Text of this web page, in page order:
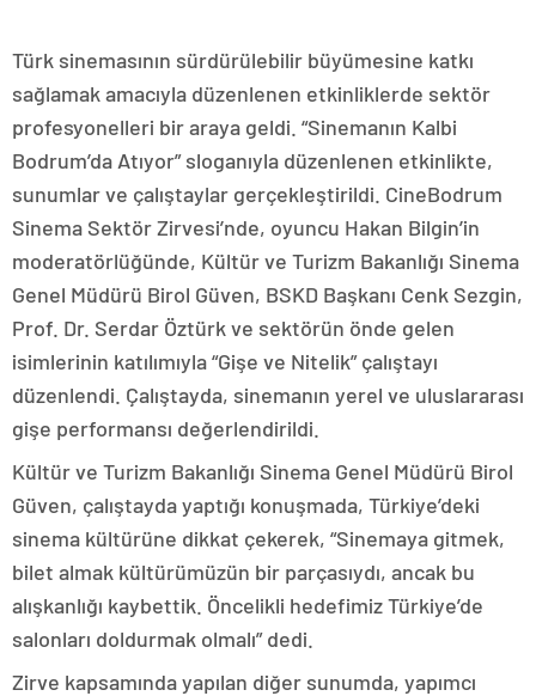
Türk sinemasının sürdürülebilir büyümesine katkı
sağlamak amacıyla düzenlenen etkinliklerde sektör
profesyonelleri bir araya geldi. “Sinemanın Kalbi
Bodrum’da Atıyor” sloganıyla düzenlenen etkinlikte,
sunumlar ve çalıştaylar gerçekleştirildi. CineBodrum
Sinema Sektör Zirvesi’nde, oyuncu Hakan Bilgin’in
moderatörlüğünde, Kültür ve Turizm Bakanlığı Sinema
Genel Müdürü Birol Güven, BSKD Başkanı Cenk Sezgin,
Prof. Dr. Serdar Öztürk ve sektörün önde gelen
isimlerinin katılımıyla “Gişe ve Nitelik” çalıştayı
düzenlendi. Çalıştayda, sinemanın yerel ve uluslararası
gişe performansı değerlendirildi.
Kültür ve Turizm Bakanlığı Sinema Genel Müdürü Birol
Güven, çalıştayda yaptığı konuşmada, Türkiye’deki
sinema kültürüne dikkat çekerek, “Sinemaya gitmek,
bilet almak kültürümüzün bir parçasıydı, ancak bu
alışkanlığı kaybettik. Öncelikli hedefimiz Türkiye’de
salonları doldurmak olmalı” dedi.
Zirve kapsamında yapılan diğer sunumda, yapımcı